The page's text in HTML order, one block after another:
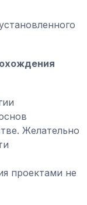
Желательно
проектами не